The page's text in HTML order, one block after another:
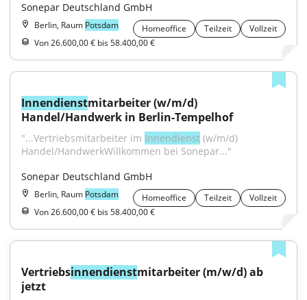
Sonepar Deutschland GmbH
Berlin, Raum Potsdam Homeoffice Teilzeit
Vollzeit
Von 26.600,00 € bis 58.400,00 €
Innendienstmitarbeiter (w/m/d)
Handel/Handwerk in Berlin-Tempelhof
"...Vertriebsmitarbeiter im Innendienst (w/m/d)
Handel/HandwerkWillkommen bei Sonepar..."
Sonepar Deutschland GmbH
Berlin, Raum Potsdam Homeoffice Teilzeit
Vollzeit
Von 26.600,00 € bis 58.400,00 €
Vertriebsinnendienstmitarbeiter (m/w/d) ab
jetzt